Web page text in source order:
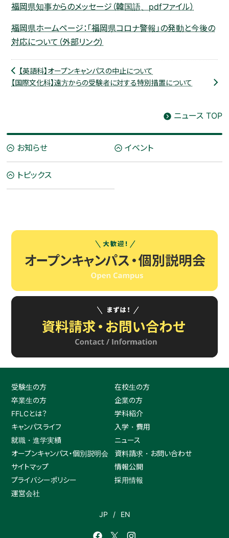
福岡県知事からのメッセージ（韓国語、pdfファイル）
福岡県ホームページ：「福岡県コロナ警報」の発動と今後の
対応について（外部リンク）
【英語科】オープンキャンパスの中止について
【国際文化科】遠方からの受験者に対する特別措置について
ニュース TOP
お知らせ イベント
トピックス
受験生の方
在校生の方
卒業生の方
企業の方
FFLCとは？
学科紹介
キャンパスライフ
入学・費用
就職・進学実績
ニュース
オープンキャンパス・個別説明会
資料請求・お問い合わせ
サイトマップ
情報公開
プライバシーポリシー
採用情報
運営会社
JP EN